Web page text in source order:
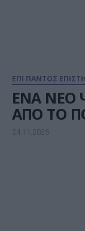
ΕΠΙ ΠΑΝΤΟΣ
ΕΝΑ ΝΕΟ
ΑΠΟ ΤΟ
24.11.2025